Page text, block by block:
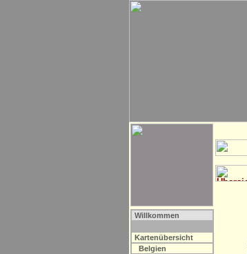
Willkommen
Kartenübersicht
Belgien